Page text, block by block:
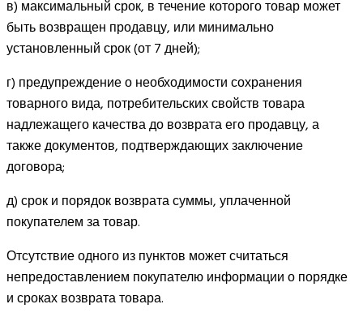
в) максимальный срок, в течение которого товар может
быть возвращен продавцу, или минимально
установленный срок (от 7 дней);
г) предупреждение о необходимости сохранения
товарного вида, потребительских свойств товара
надлежащего качества до возврата его продавцу, а
также документов, подтверждающих заключение
договора;
д) срок и порядок возврата суммы, уплаченной
покупателем за товар.
Отсутствие одного из пунктов может считаться
непредоставлением покупателю информации о порядке
и сроках возврата товара.